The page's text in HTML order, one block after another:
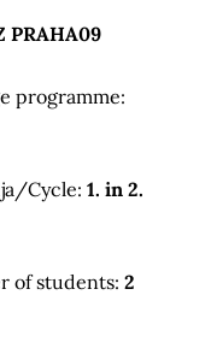
PRAHA09
programme:
Cycle: 1. in 2.
of students: 2